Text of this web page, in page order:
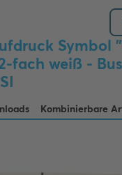
Symbol
fach weiß -
Kombinierbare